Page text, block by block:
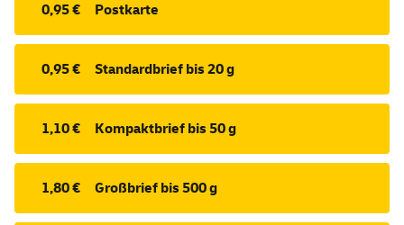
0,95 € Postkarte
0,95 € Standardbrief bis 20 g
1,10 € Kompaktbrief bis 50 g
1,80 € Großbrief bis 500 g